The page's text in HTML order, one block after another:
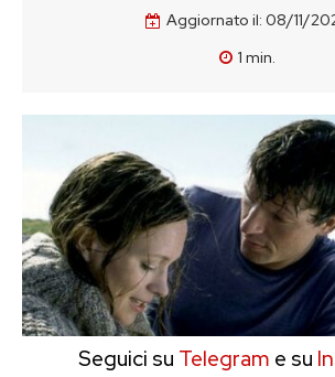
Aggiornato il: 08/11/
1 min.
Seguici su Telegram e su